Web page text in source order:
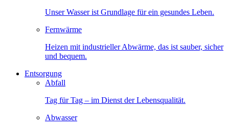
Unser Wasser ist Grundlage für ein gesundes Leben.
Fernwärme
Heizen mit industrieller Abwärme, das ist sauber, sicher
und bequem.
Entsorgung
Abfall
Tag für Tag – im Dienst der Lebensqualität.
Abwasser